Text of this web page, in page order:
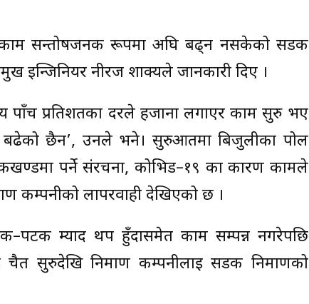
सन्तोषजनक रूपमा अघि बढ्न नसकेको सडक
इन्जिनियर नीरज शाक्यले जानकारी दिए ।
पाँच प्रतिशतका दरले हर्जाना लगाएर काम सुरु भए
बढेको छैन’, उनले भने। सुरुआतमा बिजुलीका पोल
पर्ने संरचना, कोभिड–१९ का कारण कामले
कम्पनीको लापरवाही देखिएको छ ।
म्याद थप हुँदासमेत काम सम्पन्न नगरेपछि
चैत सुरुदेखि निर्माण कम्पनीलाई सडक निर्माणको